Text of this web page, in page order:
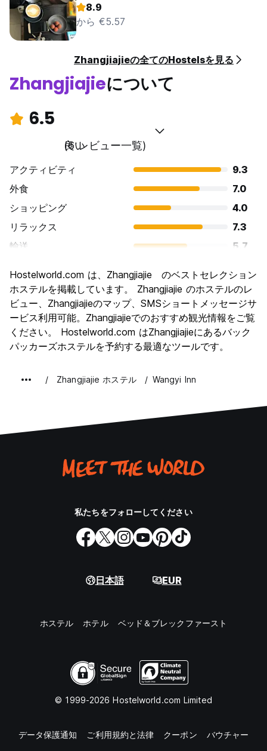
8.9
から €5.57
Zhangjiajieの全てのHostelsを見る
Zhangjiajieについて
6.5
良い
(6 レビュー一覧)
アクティビティ
9.3
外食
7.0
ショッピング
4.0
リラックス
7.3
輸送
5.7
文化
6.3
ナイトライフ
3.7
コストパフォーマンス
7.0
Hostelworld.com は、Zhangjiajie のベストセレクション
ホステルを掲載しています。 Zhangjiajie のホステルのレ
ビュー、Zhangjiajieのマップ、SMSショートメッセージサ
ービス利用可能。Zhangjiajieでのおすすめ観光情報をご覧
ください。 Hostelworld.com はZhangjiajieにあるバック
パッカーズホステルを予約する最適なツールです。
Zhangjiajie ホステル Wangyi Inn
私たちをフォローしてください
日本語 EUR
ホステル ホテル ベッド＆ブレックファースト
© 1999-2026 Hostelworld.com Limited
データ保護通知 ご利用規約と法律 クーポン バウチャー